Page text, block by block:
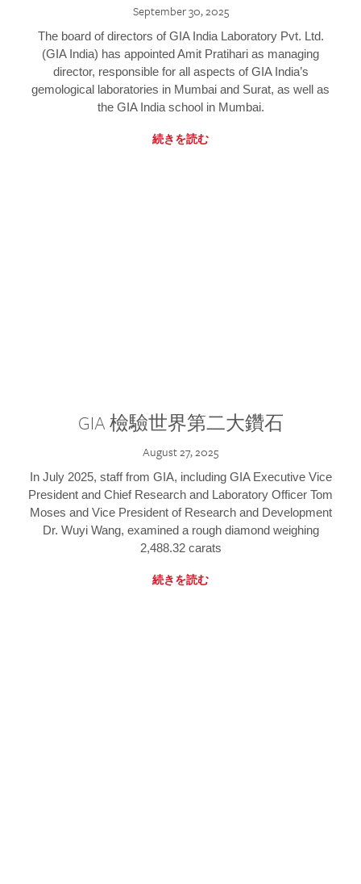
September 30, 2025
The board of directors of GIA India Laboratory Pvt. Ltd.
(GIA India) has appointed Amit Pratihari as managing
director, responsible for all aspects of GIA India’s
gemological laboratories in Mumbai and Surat, as well as
the GIA India school in Mumbai.
続きを読む
GIA 檢驗世界第二大鑽石
August 27, 2025
In July 2025, staff from GIA, including GIA Executive Vice
President and Chief Research and Laboratory Officer Tom
Moses and Vice President of Research and Development
Dr. Wuyi Wang, examined a rough diamond weighing
2,488.32 carats
続きを読む